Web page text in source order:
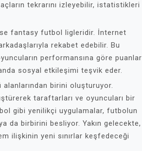
tekrarını izleyebilir, istatistikleri
fantasy futbol ligleridir. İnternet
rekabet edebilir. Bu
performansına göre puanlar
sosyal etkileşimi teşvik eder.
birini oluşturuyor.
taraftarları ve oyuncuları bir
gibi yenilikçi uygulamalar, futbolun
da birbirini besliyor. Yakın gelecekte,
ilişkinin yeni sınırlar keşfedeceği